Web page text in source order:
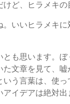
ど、ヒラメキ
いいヒラメキ
も思います。
文章を見て、
いう言葉は、使
アイデアは絶対出